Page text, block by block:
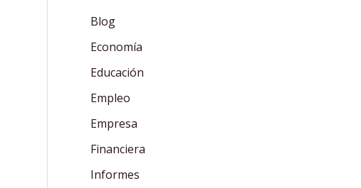
Blog
Economía
Educación
Empleo
Empresa
Financiera
Informes